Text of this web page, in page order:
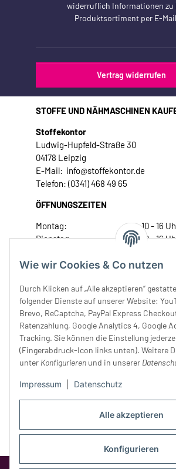
Alle akzeptieren
Konfigurieren
Wie wir Cookies & Co nutzen
Durch Klicken auf „Alle akzeptieren“
folgender Dienste auf unserer Website:
Brevo, ReCaptcha, PayPal Express
Ratenzahlung, Google Analytics 4, Google
Tracking. Sie können die Einstellung
(Fingerabdruck-Icon links unten). Weitere
unter Konfigurieren und in unserer
Impressum Datenschutz
widerruflich Informationen zu
Produktsortiment per E-
Vertrag widerrufen
STOFFE UND NÄHMASCHINEN
Stoffekontor
Ludwig-Hupfeld-Straße 30
04178 Leipzig
E-Mail: info@stoffekontor.de
Telefon: (0341) 468 49 65
ÖFFNUNGSZEITEN
Montag:
10 - 16
Dienstag:
10 - 16
Donnerstag:
10 - 18 Uhr
Samstag:
10 - 14
Unser Service
Rechtliches